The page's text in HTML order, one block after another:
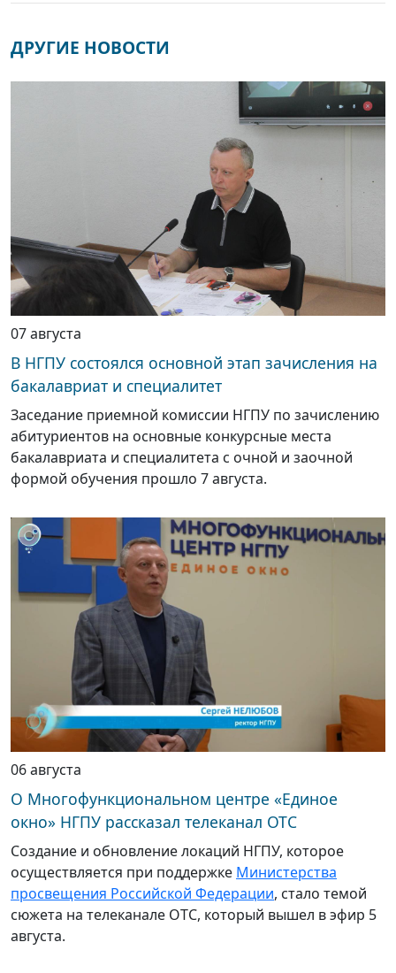
ДРУГИЕ НОВОСТИ
07 августа
В НГПУ состоялся основной этап зачисления на
бакалавриат и специалитет
Заседание приемной комиссии НГПУ по зачислению
абитуриентов на основные конкурсные места
бакалавриата и специалитета с очной и заочной
формой обучения прошло 7 августа.
06 августа
О Многофункциональном центре «Единое
окно» НГПУ рассказал телеканал ОТС
Создание и обновление локаций НГПУ, которое
осуществляется при поддержке Министерства
просвещения Российской Федерации, стало темой
сюжета на телеканале ОТС, который вышел в эфир 5
августа.